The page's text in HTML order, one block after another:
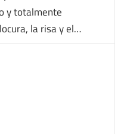
y totalmente
la risa y el
con el
al directo a
este